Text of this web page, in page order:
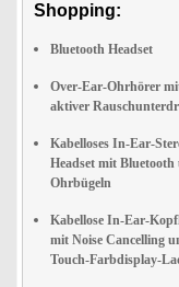
Shopping:
Bluetooth Headset
Over-Ear-Ohrhörer
aktiver
Kabelloses In-Ear-
Headset mit Bluetooth
Ohrbügeln
Kabellose In-Ear-
mit Noise Cancelling
Touch-Farbdisplay-